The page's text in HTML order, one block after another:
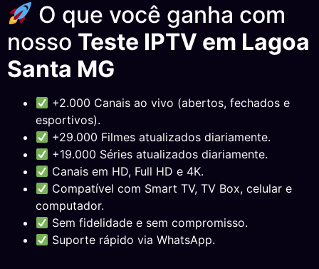
O que você ganha com
nosso Teste IPTV em Lagoa
Santa MG
+2.000 Canais ao vivo (abertos, fechados e
esportivos).
+29.000 Filmes atualizados diariamente.
+19.000 Séries atualizados diariamente.
Canais em HD, Full HD e 4K.
Compatível com Smart TV, TV Box, celular e
computador.
Sem fidelidade e sem compromisso.
Suporte rápido via WhatsApp.